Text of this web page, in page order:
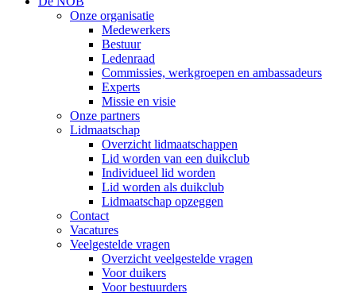
Onze organisatie
Medewerkers
Bestuur
Ledenraad
Commissies, werkgroepen en ambassadeurs
Experts
Missie en visie
Onze partners
Lidmaatschap
Overzicht lidmaatschappen
Lid worden van een duikclub
Individueel lid worden
Lid worden als duikclub
Lidmaatschap opzeggen
Contact
Vacatures
Veelgestelde vragen
Overzicht veelgestelde vragen
Voor duikers
Voor bestuurders